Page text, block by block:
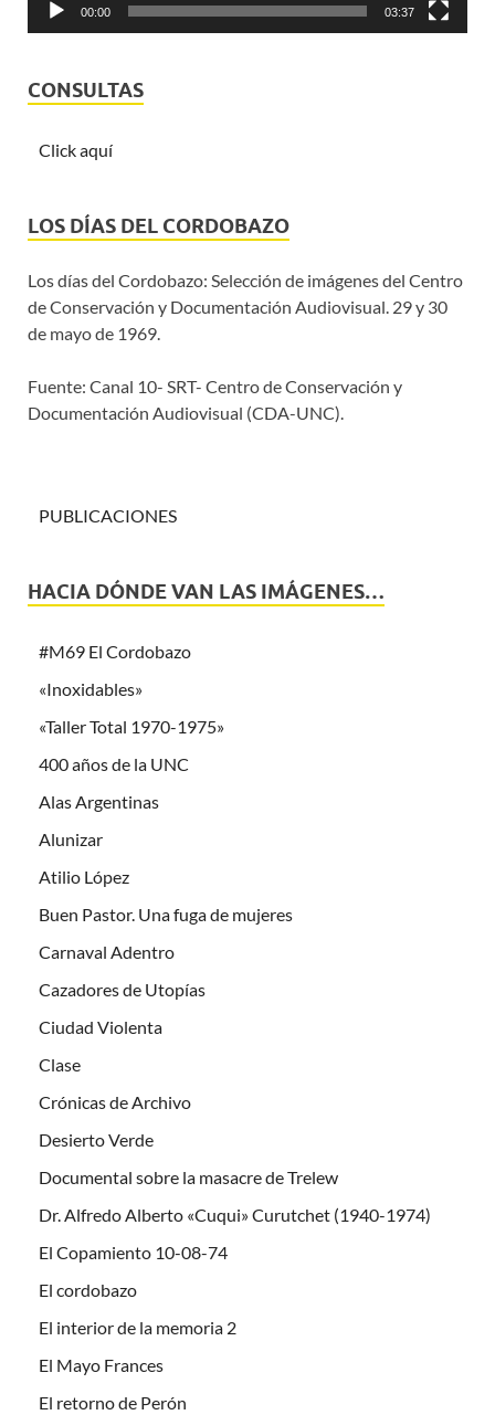
00:00 03:37
CONSULTAS
Click aquí
LOS DÍAS DEL CORDOBAZO
Los días del Cordobazo: Selección de imágenes del Centro
de Conservación y Documentación Audiovisual. 29 y 30
de mayo de 1969.
Fuente: Canal 10- SRT- Centro de Conservación y
Documentación Audiovisual (CDA-UNC).
PUBLICACIONES
HACIA DÓNDE VAN LAS IMÁGENES…
#M69 El Cordobazo
«Inoxidables»
«Taller Total 1970-1975»
400 años de la UNC
Alas Argentinas
Alunizar
Atilio López
Buen Pastor. Una fuga de mujeres
Carnaval Adentro
Cazadores de Utopías
Ciudad Violenta
Clase
Crónicas de Archivo
Desierto Verde
Documental sobre la masacre de Trelew
Dr. Alfredo Alberto «Cuqui» Curutchet (1940-1974)
El Copamiento 10-08-74
El cordobazo
El interior de la memoria 2
El Mayo Frances
El retorno de Perón